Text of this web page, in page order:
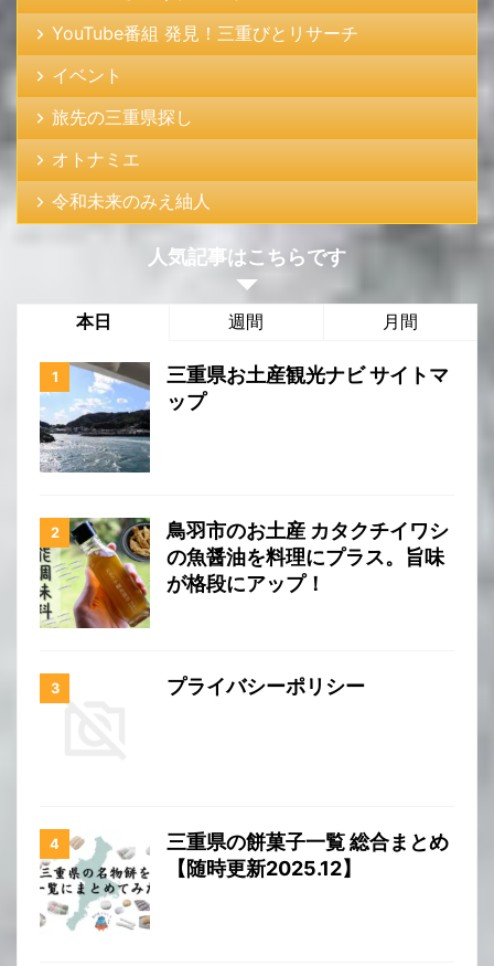
YouTube番組 発見！三重びとリサーチ
イベント
旅先の三重県探し
オトナミエ
令和未来のみえ紬人
人気記事はこちらです
本日 週間 月間
三重県お土産観光ナビ サイトマ
ップ
鳥羽市のお土産 カタクチイワシ
の魚醤油を料理にプラス。旨味
が格段にアップ！
プライバシーポリシー
三重県の餅菓子一覧 総合まとめ
【随時更新2025.12】